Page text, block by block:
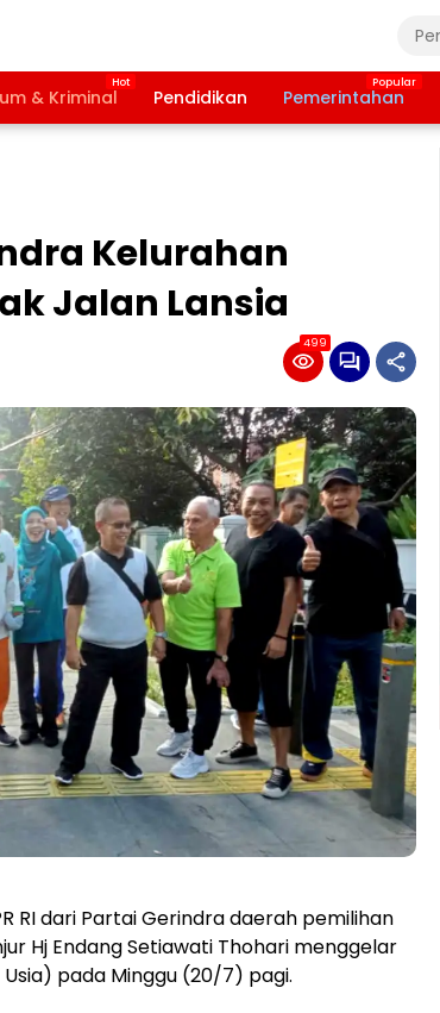
& Kriminal Pendidikan Pemerintahan
Kelurahan
Jalan Lansia
499
RI dari Partai Gerindra daerah pemilihan
Hj Endang Setiawati Thohari menggelar
pada Minggu (20/7) pagi.